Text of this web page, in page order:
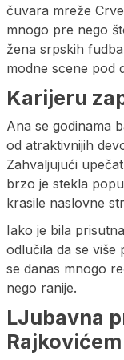
čuvara mreže
mnogo pre nego
žena srpskih
modne scene pod
Karijeru
Ana se godinama
od atraktivnijih
Zahvaljujući
brzo je stekla
krasile naslovne
Iako je bila
odlučila da se više
se danas mnogo
nego ranije.
LJubavna
Rajkovićem